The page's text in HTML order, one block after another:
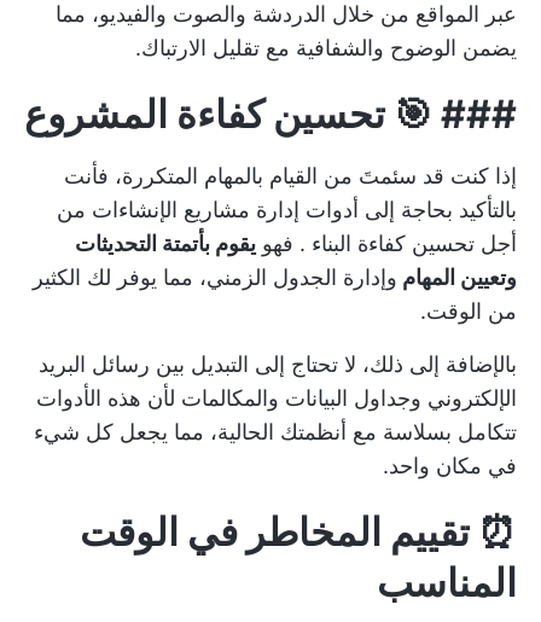
عبر المواقع من خلال الدردشة والصوت والفيديو، مما
يضمن الوضوح والشفافية مع تقليل الارتباك.
### 🎯 تحسين كفاءة المشروع
إذا كنت قد سئمتَ من القيام بالمهام المتكررة، فأنت
بالتأكيد بحاجة إلى أدوات إدارة مشاريع الإنشاءات من
أجل تحسين كفاءة البناء . فهو يقوم بأتمتة التحديثات
وتعيين المهام وإدارة الجدول الزمني، مما يوفر لك الكثير
من الوقت.
بالإضافة إلى ذلك، لا تحتاج إلى التبديل بين رسائل البريد
الإلكتروني وجداول البيانات والمكالمات لأن هذه الأدوات
تتكامل بسلاسة مع أنظمتك الحالية، مما يجعل كل شيء
في مكان واحد.
⏰ تقييم المخاطر في الوقت
المناسب